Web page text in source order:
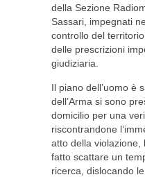
della Sezione
Sassari, impegnati
controllo del
delle prescrizioni
giudiziaria.
Il piano dell’uomo è
dell’Arma si sono
domicilio per una
riscontrandone
atto della violazione,
fatto scattare un
ricerca, dislocando